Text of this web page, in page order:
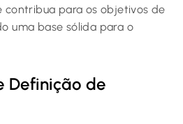
contribua para os objetivos de
uma base sólida para o
Definição de